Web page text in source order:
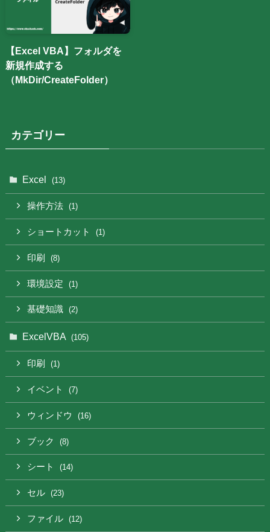
【Excel VBA】フォルダを
新規作成する
（MkDir/CreateFolder）
カテゴリー
Excel (13)
操作方法 (1)
ショートカット (1)
印刷 (8)
環境設定 (1)
基礎知識 (2)
ExcelVBA (105)
印刷 (1)
イベント (7)
ウィンドウ (16)
ブック (8)
シート (14)
セル (23)
ファイル (12)